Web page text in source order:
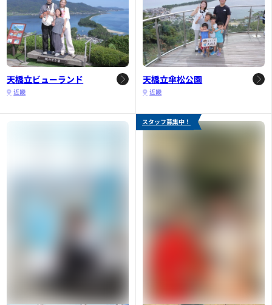
天橋立ビューランド
近畿
天橋立傘松公園
近畿
スタッフ募集中！